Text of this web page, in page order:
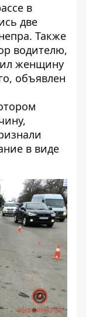
в
две
. Также
водителю,
женщину
объявлен
в виде